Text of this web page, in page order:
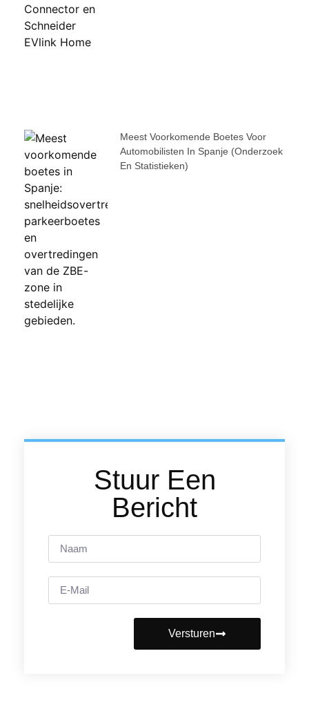
Meest Voorkomende Boetes Voor
Automobilisten In Spanje (onderzoek
En Statistieken)
Stuur Een
Bericht
Versturen